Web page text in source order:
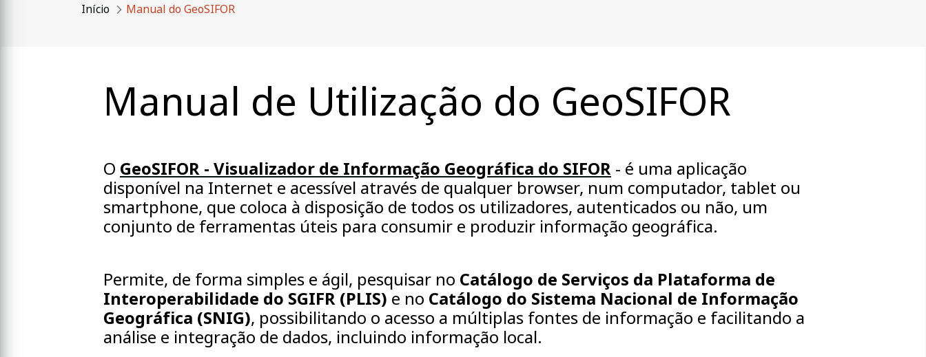
Início Manual do GeoSIFOR
Manual de Utilização do GeoSIFOR
O GeoSIFOR - Visualizador de Informação Geográfica do SIFOR - é uma aplicação
disponível na Internet e acessível através de qualquer browser, num computador, tablet ou
smartphone, que coloca à disposição de todos os utilizadores, autenticados ou não, um
conjunto de ferramentas úteis para consumir e produzir informação geográfica.
Permite, de forma simples e ágil, pesquisar no Catálogo de Serviços da Plataforma de
Interoperabilidade do SGIFR (PLIS) e no Catálogo do Sistema Nacional de Informação
Geográfica (SNIG), possibilitando o acesso a múltiplas fontes de informação e facilitando a
análise e integração de dados, incluindo informação local.